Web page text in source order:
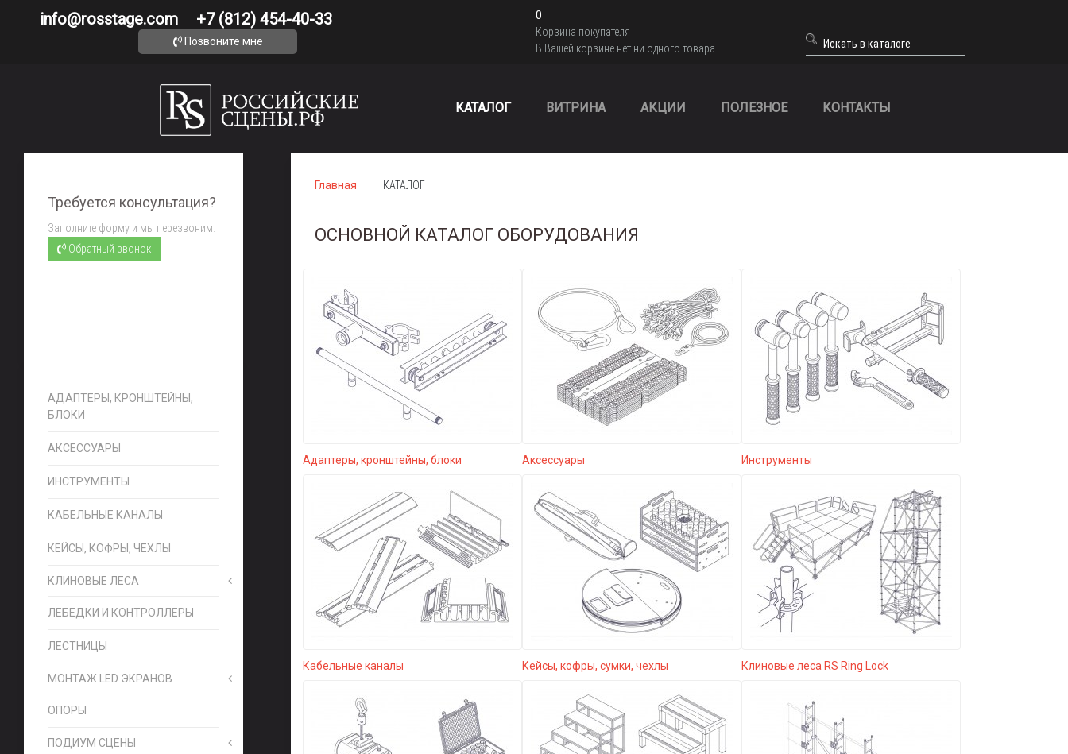
info@rosstage.com +7 (812) 454-40-33
0
Корзина покупателя
В Вашей корзине нет ни одного товара.
Позвоните мне
КАТАЛОГ ВИТРИНА АКЦИИ ПОЛЕЗНОЕ КОНТАКТЫ
Требуется консультация?
Заполните форму и мы перезвоним.
Обратный звонок
АДАПТЕРЫ, КРОНШТЕЙНЫ,
БЛОКИ
АКСЕССУАРЫ
ИНСТРУМЕНТЫ
КАБЕЛЬНЫЕ КАНАЛЫ
КЕЙСЫ, КОФРЫ, ЧЕХЛЫ
КЛИНОВЫЕ ЛЕСА
ЛЕБЕДКИ И КОНТРОЛЛЕРЫ
ЛЕСТНИЦЫ
МОНТАЖ LED ЭКРАНОВ
ОПОРЫ
ПОДИУМ СЦЕНЫ
Главная КАТАЛОГ
ОСНОВНОЙ КАТАЛОГ ОБОРУДОВАНИЯ
Адаптеры, кронштейны, блоки Аксессуары Инструменты
Кабельные каналы Кейсы, кофры, сумки, чехлы Клиновые леса RS Ring Lock